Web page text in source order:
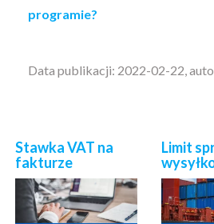
programie?
Data publikacji: 2022-02-22,
Stawka VAT na
fakturze
Limit